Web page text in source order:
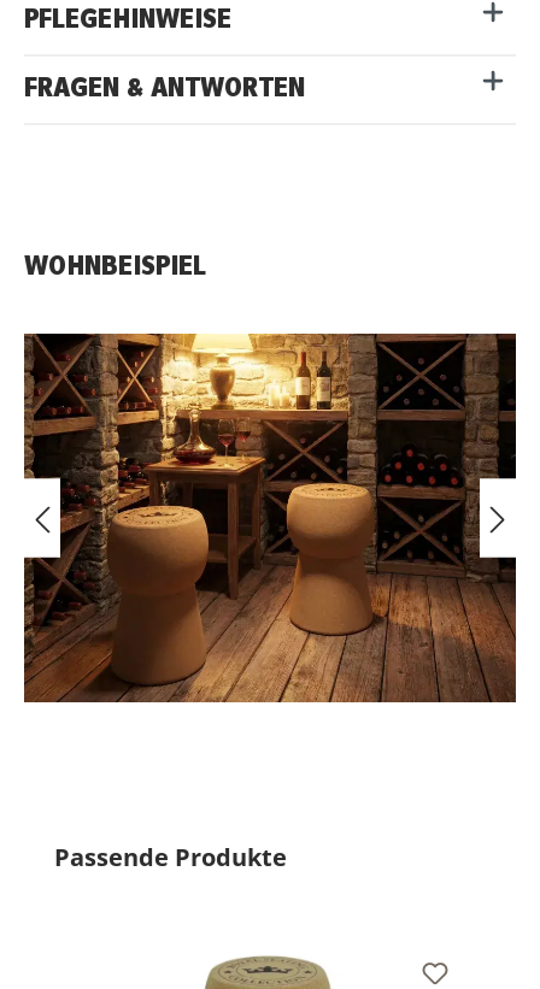
PFLEGEHINWEISE
FRAGEN & ANTWORTEN
WOHNBEISPIEL
Produktgalerie überspringen
Passende Produkte